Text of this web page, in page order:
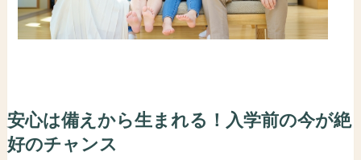
安心は備えから生まれる！入学前の今が絶
好のチャンス